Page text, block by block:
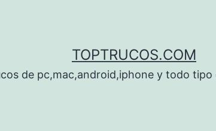
TOPTRUCOS.COM
de pc,mac,android,iphone y todo tipo